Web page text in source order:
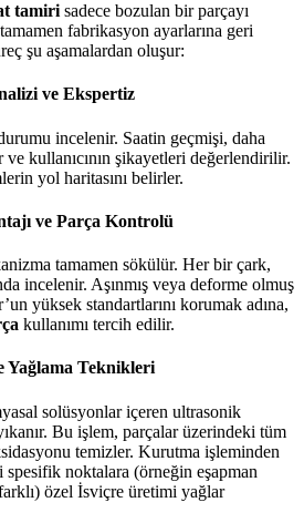
tamiri sadece bozulan bir parçayı
fabrikasyon ayarlarına geri
şu aşamalardan oluşur:
ve Ekspertiz
incelenir. Saatin geçmişi, daha
kullanıcının şikayetleri değerlendirilir.
yol haritasını belirler.
ve Parça Kontrolü
tamamen sökülür. Her bir çark,
incelenir. Aşınmış veya deforme olmuş
yüksek standartlarını korumak adına,
kullanımı tercih edilir.
Yağlama Teknikleri
solüsyonlar içeren ultrasonik
Bu işlem, parçalar üzerindeki tüm
temizler. Kurutma işleminden
spesifik noktalara (örneğin eşapman
özel İsviçre üretimi yağlar